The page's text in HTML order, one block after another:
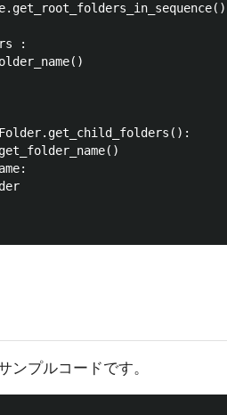
:
ンプルコードです。